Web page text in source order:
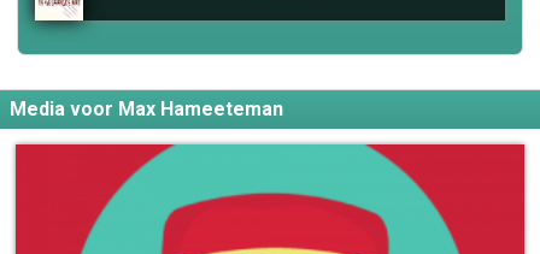
Media voor Max Hameeteman